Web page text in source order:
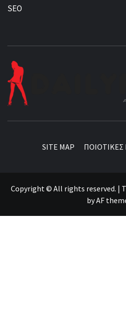
SEO
SITE MAP ΠΟΙΟΤΙΚΕΣ
Copyright © All rights reserved. |
byAF